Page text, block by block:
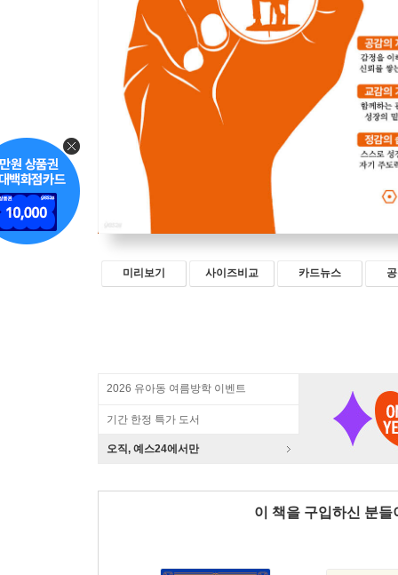
미리보기 사이즈비교 카드뉴스
2026 유아동 여름방학 이벤트
기간 한정 특가 도서
오직, 예스24에서만
이 책을 구입하신 분